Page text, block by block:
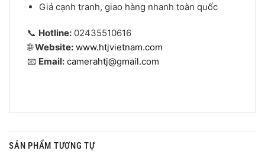
Giá cạnh tranh, giao hàng nhanh toàn quốc
📞 Hotline: 02435510616
🌐Website: www.htjvietnam.com
📧 Email: camerahtj@gmail.com
SẢN PHẨM TƯƠNG TỰ